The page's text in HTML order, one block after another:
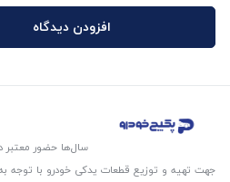
افزودن دیدگاه
سال‌ها حضور معتبر
جهت تهیه و توزیع قطعات یدکی خودرو با توجه